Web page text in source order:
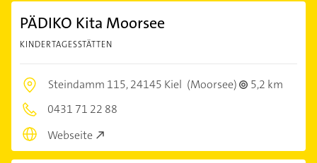
PÄDIKO Kita Moorsee
KINDERTAGESSTÄTTEN
Steindamm 115,24145 Kiel (Moorsee)
5,2 km
0431 71 22 88
Webseite